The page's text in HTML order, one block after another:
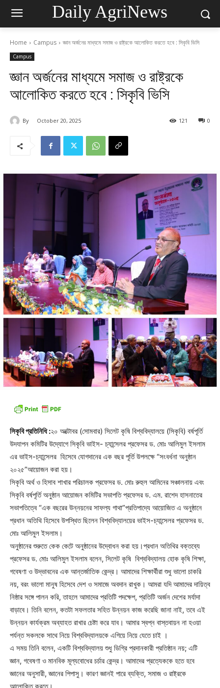
Daily AgriNews
Home Campus জ্ঞান অর্জনের মাধ্যমে সমাজ ও রাষ্ট্রকে আলোকিত করতে হবে : সিকৃবি ভিসি
Campus
জ্ঞান অর্জনের মাধ্যমে সমাজ ও রাষ্ট্রকে
আলোকিত করতে হবে : সিকৃবি ভিসি
By October 20, 2025 0
121
সিকৃবি প্রতিনিধি :২০ অক্টোবর (সোমবার) সিলেট কৃষি বিশ্ববিদ্যালয়ে (সিকৃবি) বর্ষপূর্তি
উদযাপন কমিটির উদ্যোগে সিকৃবি ভাইস- চ্যান্সেলর প্রফেসর ড. মোঃ আলিমুল ইসলাম
এর ভাইস-চ্যান্সেলর হিসেবে যোগদানের এক বছর পূর্তি উপলক্ষে “সংবর্ধনা অনুষ্ঠান
২০২৫”আয়োজন করা হয়।
সিকৃবি অর্থ ও হিসাব শাখার পরিচালক প্রফেসর ড. মোঃ রুহুল আমিনের সঞ্চালনায় এবং
সিকৃবি বর্ষপূর্তি অনুষ্ঠান আয়োজন কমিটির সভাপতি প্রফেসর ড. এম. রাশেদ হাসনাতের
সভাপতিত্বে “এক বছরের উন্নয়নের সাফল্য গাথা”প্রতিপাদ্যে আয়োজিত এ অনুষ্ঠানে
প্রধান অতিথি হিসেবে উপস্থিত ছিলেন বিশ্ববিদ্যালয়ের ভাইস-চ্যান্সেলর প্রফেসর ড.
মোঃ আলিমুল ইসলাম।
অনুষ্ঠানের শুরুতে কেক কেটে অনুষ্ঠানের উদ্বোধন করা হয়।প্রধান অতিথির বক্তব্যে
প্রফেসর ড. মোঃ আলিমুল ইসলাম বলেন, সিলেট কৃষি বিশ্ববিদ্যালয় হোক কৃষি শিক্ষা,
গবেষণা ও উদ্ভাবনের এক আন্তর্জাতিক কেন্দ্র। আমাদের শিক্ষার্থীরা শুধু ভালো চাকরি
নয়, বরং ভালো মানুষ হিসেবে দেশ ও সমাজে অবদান রাখুক। আমরা যদি আমাদের দায়িত্ব
নিষ্ঠার সঙ্গে পালন করি, তাহলে আমাদের প্রতিটি পদক্ষেপ, প্রতিটি অর্জন দেশের মর্যাদা
বাড়াবে। তিনি বলেন, কতটা সফলতার সহিত উন্নয়ন কাজ করেছি জানা নাই, তবে এই
উন্নয়ন কার্যক্রম অব্যাহত রাখার চেষ্টা করে যাব। আমার স্বপ্ন বাস্তবায়ন না হওয়া
পর্যন্ত সকলকে সাথে নিয়ে বিশ্ববিদ্যালয়কে এগিয়ে নিয়ে যেতে চাই ।
এ সময় তিনি বলেন, একটি বিশ্ববিদ্যালয় শুধু ডিগ্রি প্রদানকারী প্রতিষ্ঠান নয়; এটি
জ্ঞান, গবেষণা ও মানবিক মূল্যবোধের চর্চার কেন্দ্র। আমাদের প্রত্যেককে হতে হবে
জ্ঞানের অনুসারী, জ্ঞানের পিপাসু। কারণ জ্ঞানই পারে ব্যক্তি, সমাজ ও রাষ্ট্রকে